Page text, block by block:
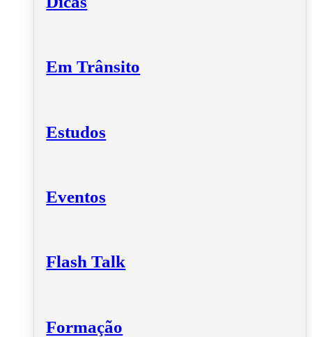
Em Trânsito
Estudos
Eventos
Flash Talk
Formação